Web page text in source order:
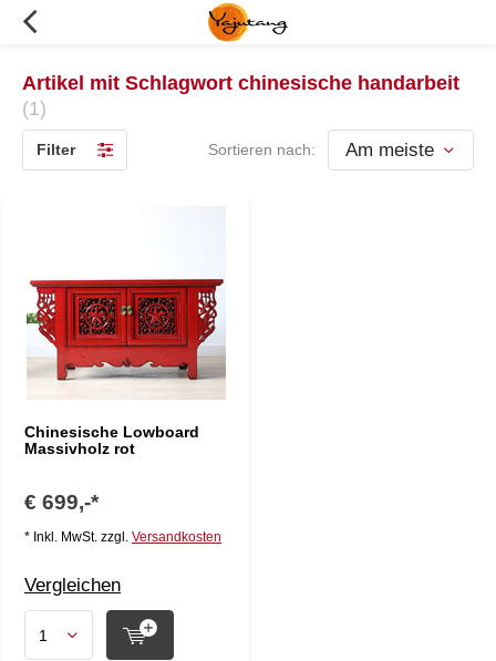
Artikel mit Schlagwort chinesische handarbeit
(1)
Filter Sortieren nach:
Chinesische Lowboard
Massivholz rot
€ 699,-*
* Inkl. MwSt. zzgl. Versandkosten
Vergleichen